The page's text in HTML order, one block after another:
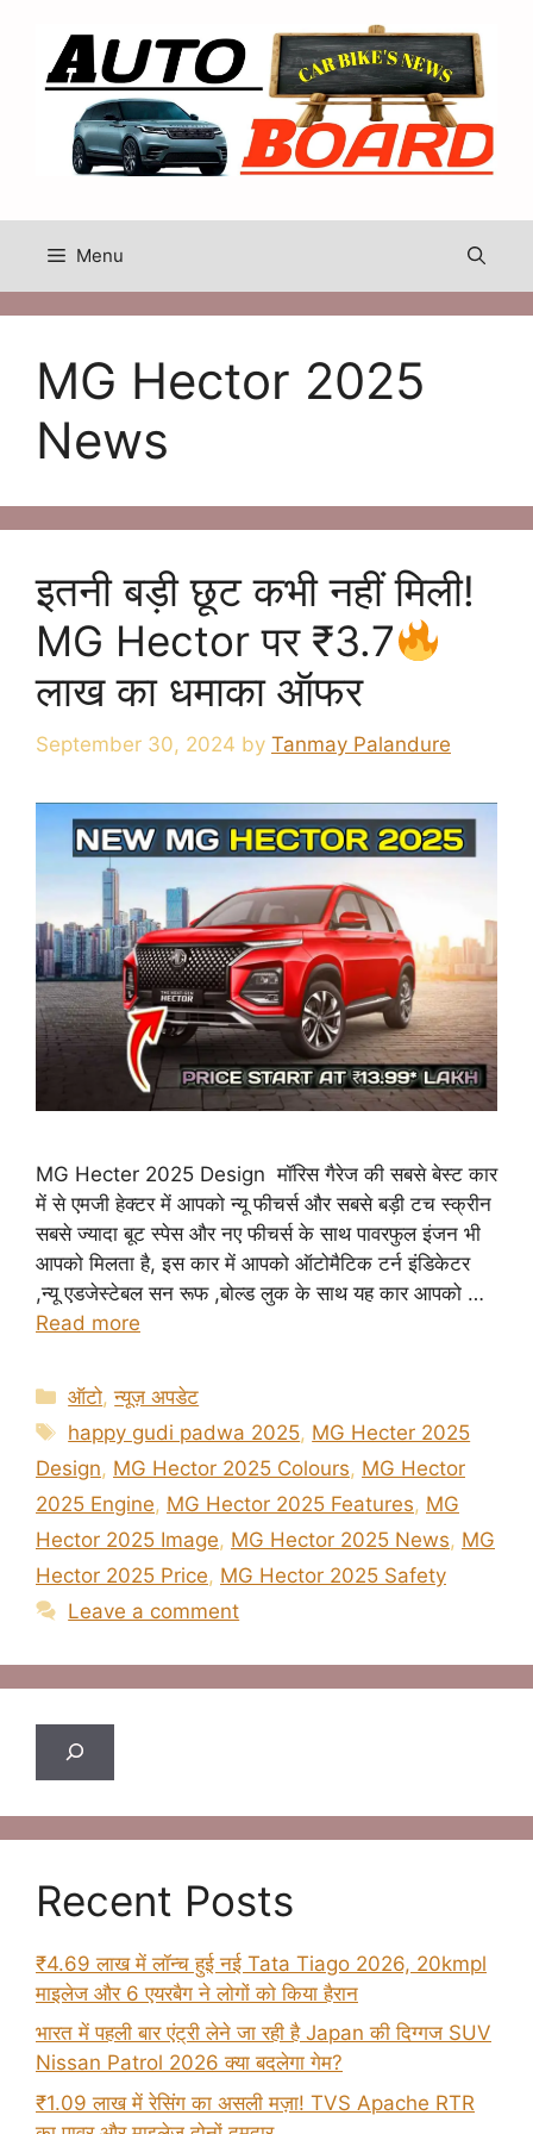
content
Menu
MG Hector 2025
News
इतनी बड़ी छूट कभी नहीं मिली!
MG Hector पर ₹3.7
लाख का धमाका ऑफर
September 30, 2024 by Tanmay Palandure
MG Hecter 2025 Design मॉरिस गैरेज की सबसे बेस्ट कार
में से एमजी हेक्टर में आपको न्यू फीचर्स और सबसे बड़ी टच स्क्रीन
सबसे ज्यादा बूट स्पेस और नए फीचर्स के साथ पावरफुल इंजन भी
आपको मिलता है, इस कार में आपको ऑटोमैटिक टर्न इंडिकेटर
,न्यू एडजेस्टेबल सन रूफ ,बोल्ड लुक के साथ यह कार आपको …
Read more
Categories
ऑटो,न्यूज़ अपडेट
Tags
happy gudi padwa 2025, MG Hecter 2025
Design, MG Hector 2025 Colours, MG Hector
2025 Engine, MG Hector 2025 Features, MG
Hector 2025 Image, MG Hector 2025 News, MG
Hector 2025 Price, MG Hector 2025 Safety
Leave a comment
Recent Posts
₹4.69 लाख में लॉन्च हुई नई Tata Tiago 2026, 20kmpl
माइलेज और 6 एयरबैग ने लोगों को किया हैरान
भारत में पहली बार एंट्री लेने जा रही है Japan की दिग्गज SUV
Nissan Patrol 2026 क्या बदलेगा गेम?
₹1.09 लाख में रेसिंग का असली मज़ा! TVS Apache RTR